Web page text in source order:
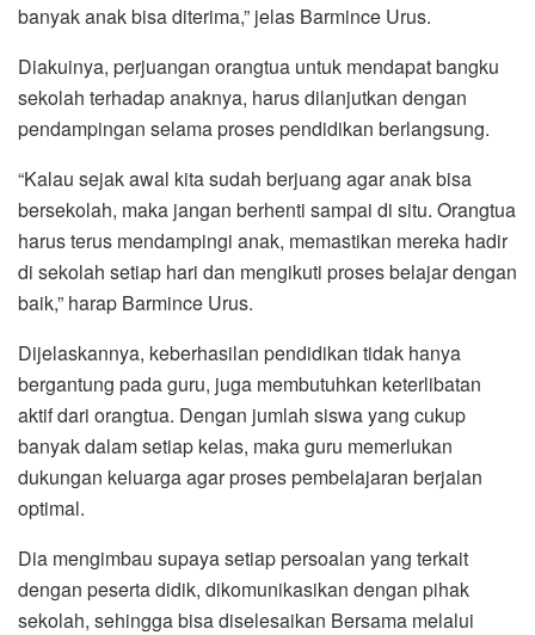
banyak anak bisa diterima,” jelas Barmince Urus.
Diakuinya, perjuangan orangtua untuk mendapat bangku
sekolah terhadap anaknya, harus dilanjutkan dengan
pendampingan selama proses pendidikan berlangsung.
“Kalau sejak awal kita sudah berjuang agar anak bisa
bersekolah, maka jangan berhenti sampai di situ. Orangtua
harus terus mendampingi anak, memastikan mereka hadir
di sekolah setiap hari dan mengikuti proses belajar dengan
baik,” harap Barmince Urus.
Dijelaskannya, keberhasilan pendidikan tidak hanya
bergantung pada guru, juga membutuhkan keterlibatan
aktif dari orangtua. Dengan jumlah siswa yang cukup
banyak dalam setiap kelas, maka guru memerlukan
dukungan keluarga agar proses pembelajaran berjalan
optimal.
Dia mengimbau supaya setiap persoalan yang terkait
dengan peserta didik, dikomunikasikan dengan pihak
sekolah, sehingga bisa diselesaikan Bersama melalui